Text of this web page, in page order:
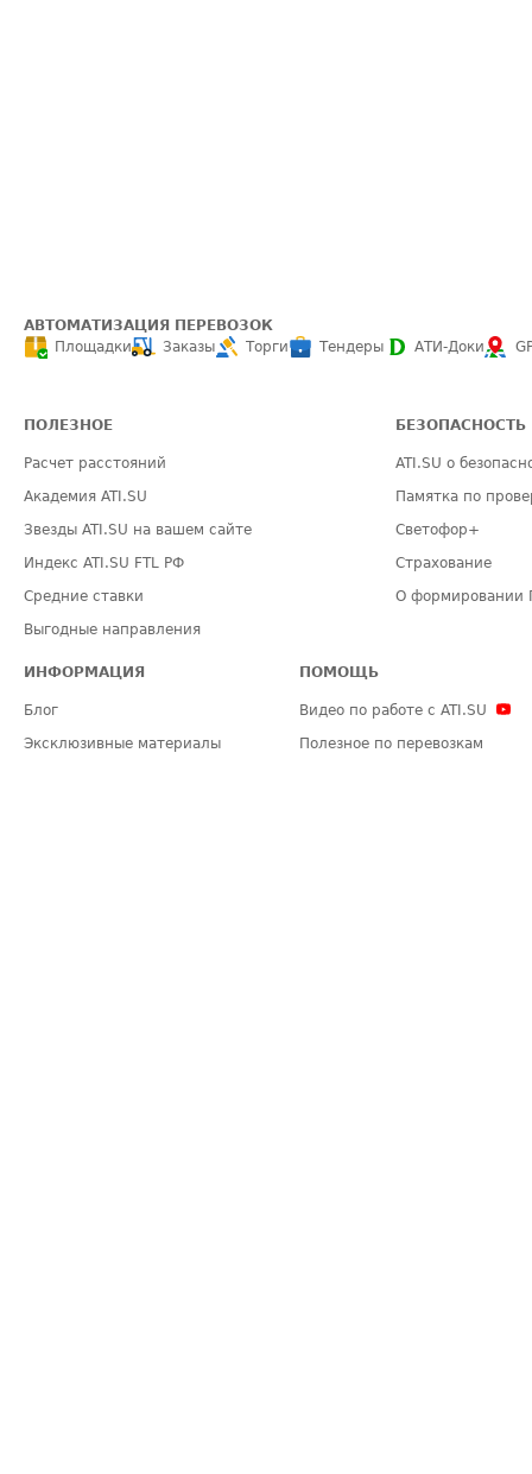
АВТОМАТИЗАЦИЯ ПЕРЕВОЗОК
Площадки
Заказы Торги Тендеры АТИ-Доки
ПОЛЕЗНОЕ
Расчет расстояний
Академия ATI.SU
Звезды ATI.SU на вашем сайте
Индекс ATI.SU FTL РФ
Средние ставки
Выгодные направления
БЕЗОПАСНОСТЬ
ATI.SU о
Памятка по
Светофор+
Страхование
О формировании
ИНФОРМАЦИЯ
Блог
Эксклюзивные материалы
ПОМОЩЬ
Видео по работе с ATI.SU
Полезное по перевозкам